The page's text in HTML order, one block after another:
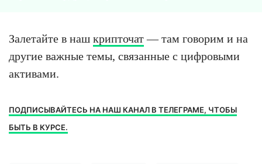
Залетайте в наш крипточат— там говорим и на
другие важные темы, связанные с цифровыми
активами.
ПОДПИСЫВАЙТЕСЬ НА НАШ КАНАЛ В ТЕЛЕГРАМЕ, ЧТОБЫ
БЫТЬ В КУРСЕ.